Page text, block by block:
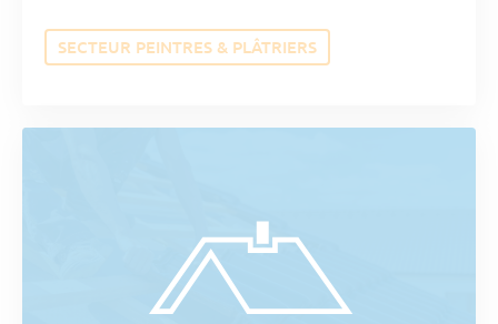
SECTEUR PEINTRES & PLÂTRIERS